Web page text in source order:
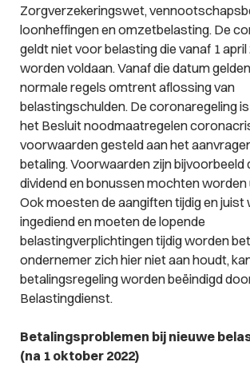
Zorgverzekeringswet,
loonheffingen en omzetbelasting. De
geldt niet voor belasting die vanaf 1
worden voldaan. Vanaf die datum
normale regels omtrent aflossing van
belastingschulden. De coronaregeling
het Besluit noodmaatregelen
voorwaarden gesteld aan het
betaling. Voorwaarden zijn bijvoorbeeld
dividend en bonussen mochten worden
Ook moesten de aangiften tijdig en juist
ingediend en moeten de lopende
belastingverplichtingen tijdig worden
ondernemer zich hier niet aan houdt,
betalingsregeling worden beëindigd
Belastingdienst.
Betalingsproblemen bij nieuwe
(na 1 oktober 2022)